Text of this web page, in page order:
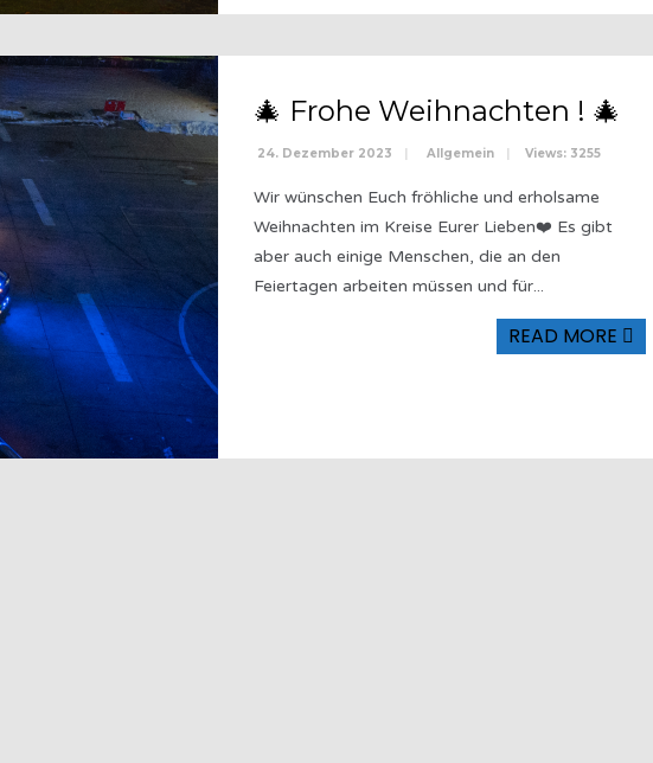
🎄 Frohe Weihnachten ! 🎄
24. Dezember 2023 | Allgemein | Views: 3255
Wir wünschen Euch fröhliche und erholsame
Weihnachten im Kreise Eurer Lieben❤️ Es gibt
aber auch einige Menschen, die an den
Feiertagen arbeiten müssen und für...
READ MORE